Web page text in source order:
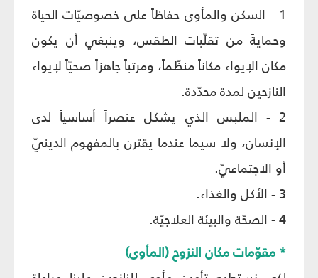
1 - السكن والمأوى حفاظاً على خصوصيّات الحياة
وحمايةً من تقلّبات الطقس، وينبغي أن يكون
مكان الإيواء مكاناً منظّماً، ومرتباً جاهزاً صحيّاً لإيواء
النازحين لمدة محدّدة.
2 - الملبس الذي يشكل عنصراً أساسياً لدى
الإنسان، ولا سيما عندما يقترن بالمفهوم الدينيّ
أو الاجتماعيّ.
3 - الأكل والغذاء.
4 - الصحّة والبيئة العلاجيّة.
* مقوّمات مكان النزوح (المأوى)